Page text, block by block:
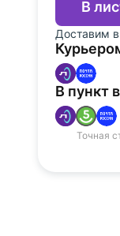
В
Доставим в
В пункт
Точная